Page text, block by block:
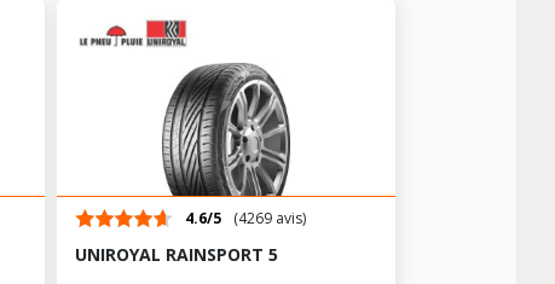
4.6/5 (4269 avis)
UNIROYAL RAINSPORT 5